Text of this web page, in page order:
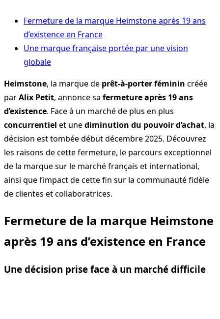
Fermeture de la marque Heimstone après 19 ans
d’existence en France
Une marque française portée par une vision
globale
Heimstone, la marque de prêt-à-porter féminin créée
parAlix Petit, annonce sa fermeture après 19 ans
d’existence. Face à un marché de plus en plus
concurrentiel et unediminution du pouvoir d’achat, la
décision est tombée début décembre 2025. Découvrez
les raisons de cette fermeture, le parcours exceptionnel
de la marque sur le marché français et international,
ainsi que l’impact de cette fin sur la communauté fidèle
de clientes et collaboratrices.
Fermeture de la marque Heimstone
après 19 ans d’existence en France
Une décision prise face à un marché difficile